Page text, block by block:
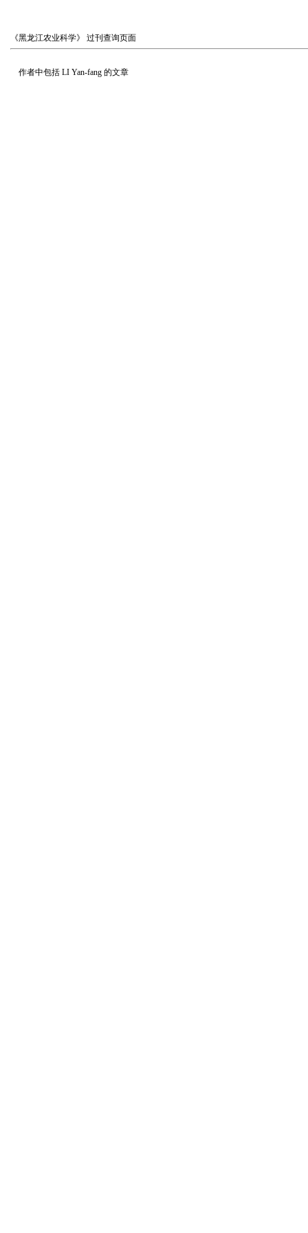
《黑龙江农业科学》 过刊查询页面
作者中包括 LI Yan-fang 的文章